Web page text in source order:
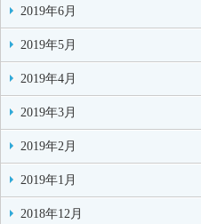
2019年6月
2019年5月
2019年4月
2019年3月
2019年2月
2019年1月
2018年12月